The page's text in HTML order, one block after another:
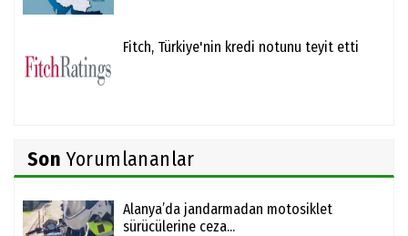
Fitch, Türkiye'nin kredi notunu teyit etti
Son Yorumlananlar
Alanya’da jandarmadan motosiklet
sürücülerine ceza...